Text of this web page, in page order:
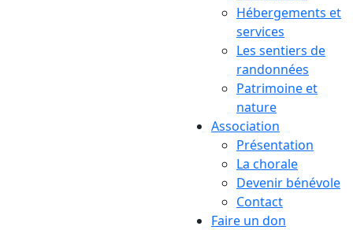
Hébergements et
services
Les sentiers de
randonnées
Patrimoine et
nature
Association
Présentation
La chorale
Devenir bénévole
Contact
Faire un don